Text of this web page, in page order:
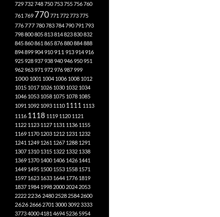
729732748750753755756760
761 769 770771 772773775
776777780783784790791 793
798800805813814823830832
845860861 865876880884888
894899904910 911 913914916
925928937938940946950951
962963971 972976987999
1000 1001 1004 1006 1008 1012
1015 1017 1026 1030 1032 1034
1046 1053 1058 1075 1078 1085
1091 1092 1093 1110 1111 1113
1116 1118 1119 1120 1121
1122 1123 1127 1131 1136 1155
1169 1170 1203 1212 1231 1232
1241 1249 1261 1267 1288 1291
1307 1310 1315 1322 1332 1338
1369 1370 1400 1406 1426 1441
1449 1495 1500 1553 1558 1571
1597 1623 1633 1644 1776 1819
1837 1984 1998 2000 2024 2053
2222 2236 2480 2528 2584 2600
2626 2666 2701 300030923333
377340004181 4694 5236 5954